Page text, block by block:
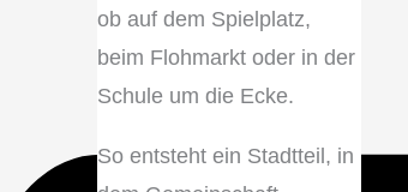
ob auf dem Spielplatz,
beim Flohmarkt oder in der
Schule um die Ecke.
So entsteht ein Stadtteil, in